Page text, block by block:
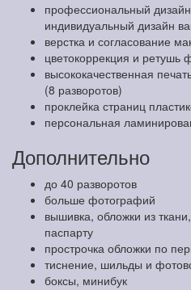
профессиональный
индивидуальный дизайн
верстка и согласование
цветокоррекция и ретушь
высококачественная
(8 разворотов)
проклейка страниц
персональная
Дополнительно
до 40 разворотов
больше фотографий
вышивка, обложки из
паспарту
прострочка обложки по
тиснение, шильды и
боксы, минибук